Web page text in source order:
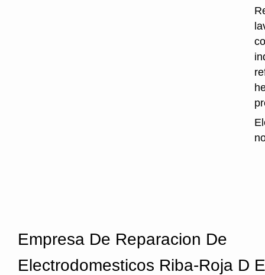
Empresa De Reparacion De
Electrodomesticos Riba-Roja D